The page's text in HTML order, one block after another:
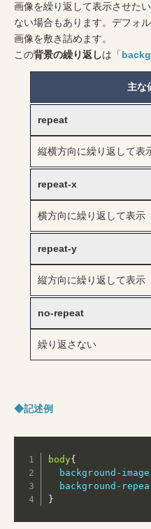
画像を繰り返して表示させた
ない場合もあります。デフォ
画像を敷き詰めます。
この背景の繰り返しは「
主な
repeat
縦横方向に繰り返して表
repeat-x
横方向に繰り返して表示
repeat-y
縦方向に繰り返して表示
no-repeat
繰り返さない
◆記述例
body{
background-image
background-
}